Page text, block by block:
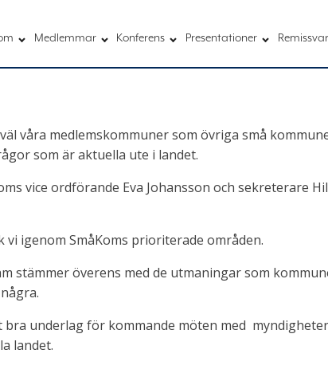
Medlemmar Konferens Presentationer Remissvar
våra medlemskommuner som övriga små
som är aktuella ute i landet.
vice ordförande Eva Johansson och sekreterare
igenom SmåKoms prioriterade områden.
stämmer överens med de utmaningar som
bra underlag för kommande möten med
landet.